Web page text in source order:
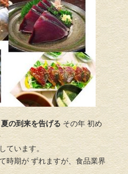
夏の到来を告げる その年 初め
ています。
時期が ずれますが、食品業界